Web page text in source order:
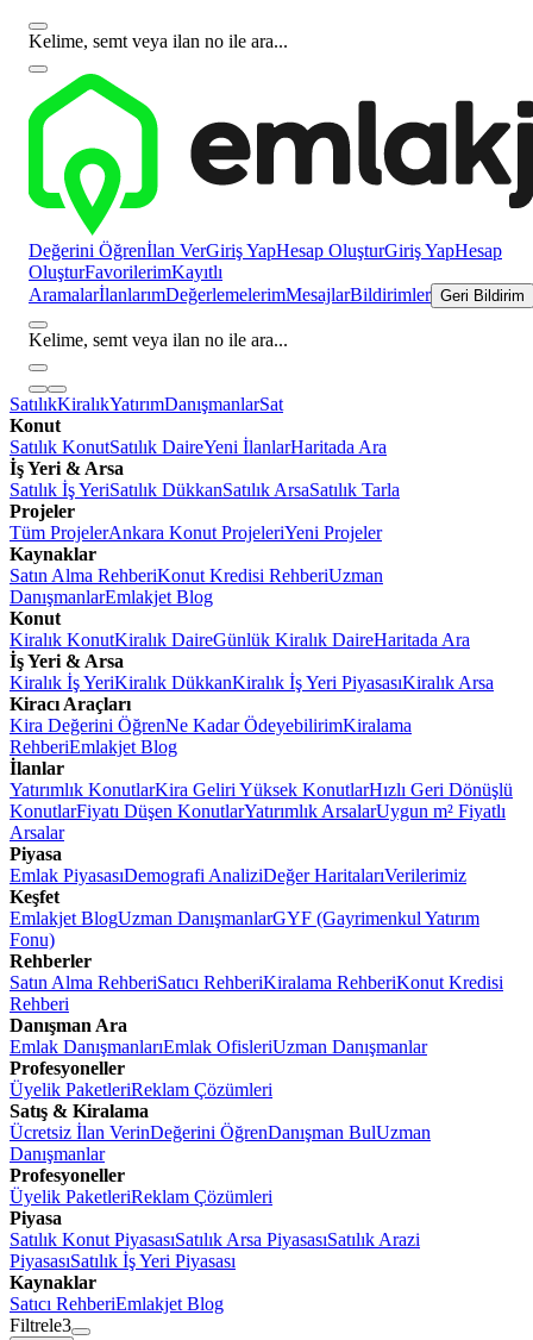
Kelime, semt veya ilan no ile ara...
Değerini Öğrenİlan VerGiriş YapHesap OluşturGiriş YapHesap
OluşturFavorilerimKayıtlı
AramalarİlanlarımDeğerlemelerimMesajlarBildirimler Geri Bildirim
Kelime, semt veya ilan no ile ara...
SatılıkKiralıkYatırımDanışmanlarSat
Konut
Satılık KonutSatılık DaireYeni İlanlarHaritada Ara
İş Yeri & Arsa
Satılık İş YeriSatılık DükkanSatılık ArsaSatılık Tarla
Projeler
Tüm ProjelerAnkara Konut ProjeleriYeni Projeler
Kaynaklar
Satın Alma RehberiKonut Kredisi RehberiUzman
DanışmanlarEmlakjet Blog
Konut
Kiralık KonutKiralık DaireGünlük Kiralık DaireHaritada Ara
İş Yeri & Arsa
Kiralık İş YeriKiralık DükkanKiralık İş Yeri PiyasasıKiralık Arsa
Kiracı Araçları
Kira Değerini ÖğrenNe Kadar ÖdeyebilirimKiralama
RehberiEmlakjet Blog
İlanlar
Yatırımlık KonutlarKira Geliri Yüksek KonutlarHızlı Geri Dönüşlü
KonutlarFiyatı Düşen KonutlarYatırımlık ArsalarUygun m² Fiyatlı
Arsalar
Piyasa
Emlak PiyasasıDemografi AnaliziDeğer HaritalarıVerilerimiz
Keşfet
Emlakjet BlogUzman DanışmanlarGYF (Gayrimenkul Yatırım
Fonu)
Rehberler
Satın Alma RehberiSatıcı RehberiKiralama RehberiKonut Kredisi
Rehberi
Danışman Ara
Emlak DanışmanlarıEmlak OfisleriUzman Danışmanlar
Profesyoneller
Üyelik PaketleriReklam Çözümleri
Satış & Kiralama
Ücretsiz İlan VerinDeğerini ÖğrenDanışman BulUzman
Danışmanlar
Profesyoneller
Üyelik PaketleriReklam Çözümleri
Piyasa
Satılık Konut PiyasasıSatılık Arsa PiyasasıSatılık Arazi
PiyasasıSatılık İş Yeri Piyasası
Kaynaklar
Satıcı RehberiEmlakjet Blog
Filtrele3